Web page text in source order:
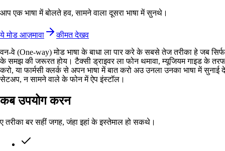
आप एक भाषा में बोलते हव, सामने वाला दूसरा भाषा में सुनथे।
ये मोड आज़मावा
कीमत देखव
वन-वे (One-way) मोड भाषा के बाधा ला पार करे के सबसे तेज तरीका हे जब
के समझ की जरूरत होय। टैक्सी ड्राइवर ला फोन थमावा, म्यूजियम गाइड के
करो, या फार्मसी क्लर्क से अपन भाषा में बात करो अउ उनला उनका भाषा में सुनाई
सेटअप, न सामने वाले के फोन में ऐप इंस्टॉल।
कब उपयोग करन
ए तरीका बर सहीं जगह, जंहा इहां के इस्तेमाल हो सकथे।